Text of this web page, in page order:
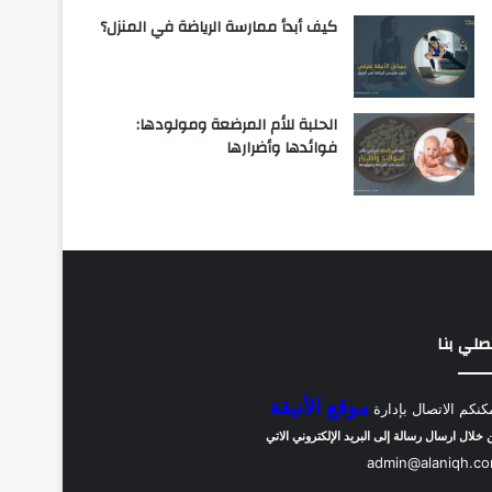
كيف أبدأ ممارسة الرياضة في المنزل؟
الحلبة للأم المرضعة ومولودها:
فوائدها وأضرارها
بنا
الاتصال بإدارة موقع الأنيقة
خلال ارسال رسالة إلى البريد الإلكتروني الاتي